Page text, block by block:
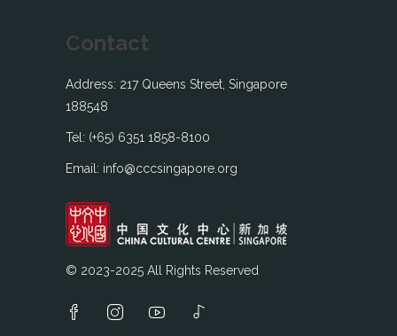
Contact
Address: 217 Queens Street, Singapore
188548
Tel: (+65) 6351 1858-8100
Email: info@cccsingapore.org
© 2023-2025 All Rights Reserved